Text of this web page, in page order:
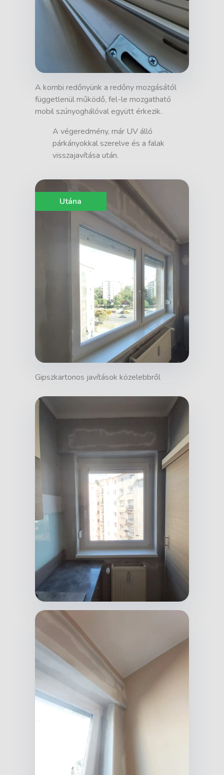
A kombi redőnyünk a redőny mozgásától
függetlenül működő, fel-le mozgatható
mobil szúnyoghálóval együtt érkezik.
A végeredmény, már UV álló
párkányokkal szerelve és a falak
visszajavítása után.
Utána
Gipszkartonos javítások közelebbről